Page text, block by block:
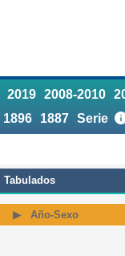
2019 2008-2010
1896
1887 Serie
Tabulados
Año-Sexo